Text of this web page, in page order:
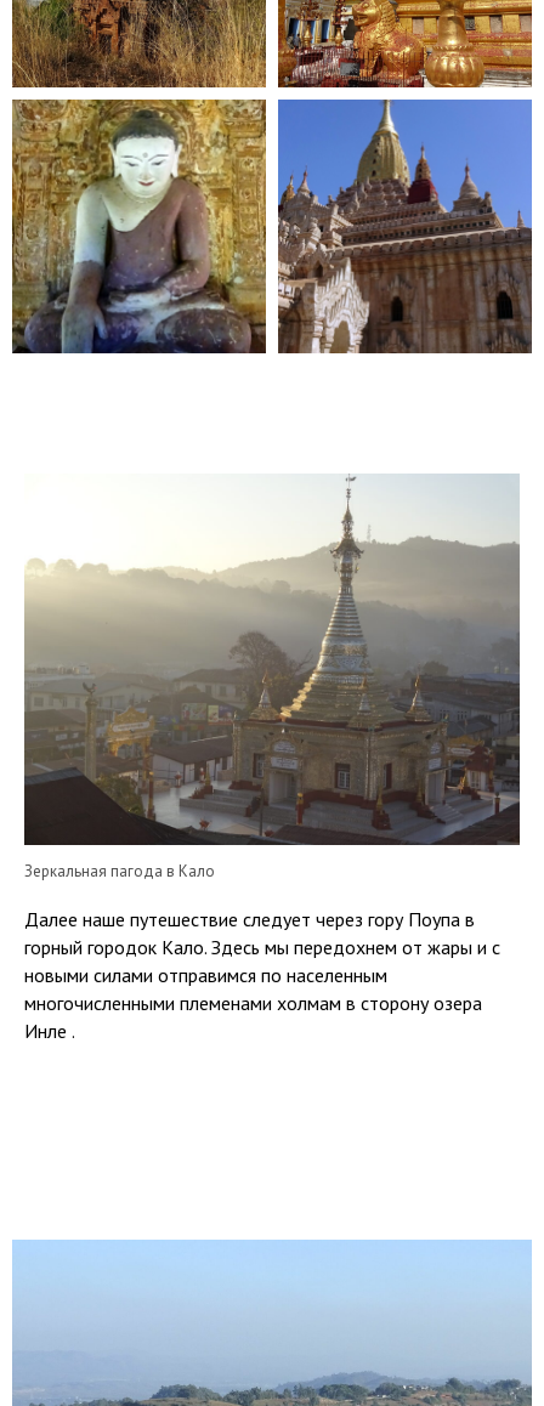
Зеркальная пагода в Кало
Далее наше путешествие следует через гору Поупа в
горный городок Кало. Здесь мы передохнем от жары и с
новыми силами отправимся по населенным
многочисленными племенами холмам в сторону озера
Инле .